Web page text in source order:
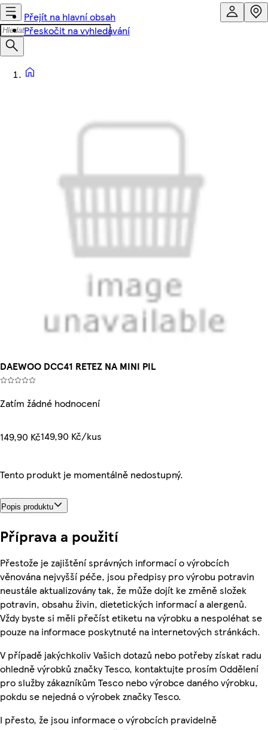
Přejít na hlavní obsah
Přeskočit na vyhledávání
DAEWOO DCC41 RETEZ NA MINI PIL
Zatím žádné hodnocení
149,90 Kč149,90 Kč/kus
Tento produkt je momentálně nedostupný.
Popis produktu
Příprava a použití
Přestože je zajištění správných informací o výrobcích
věnována nejvyšší péče, jsou předpisy pro výrobu potravin
neustále aktualizovány tak, že může dojít ke změně složek
potravin, obsahu živin, dietetických informací a alergenů.
Vždy byste si měli přečíst etiketu na výrobku a nespoléhat se
pouze na informace poskytnuté na internetových stránkách.
V případě jakýchkoliv Vašich dotazů nebo potřeby získat radu
ohledně výrobků značky Tesco, kontaktujte prosím Oddělení
pro služby zákazníkům Tesco nebo výrobce daného výrobku,
pokdu se nejedná o výrobek značky Tesco.
I přesto, že jsou informace o výrobcích pravidelně